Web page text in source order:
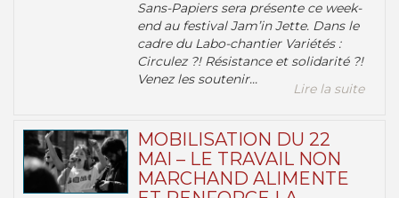
Sans-Papiers sera présente ce week-
end au festival Jam’in Jette. Dans le
cadre du Labo-chantier Variétés :
Circulez ?! Résistance et solidarité ?!
Venez les soutenir...
Lire la suite
MOBILISATION DU 22
MAI – LE TRAVAIL NON
MARCHAND ALIMENTE